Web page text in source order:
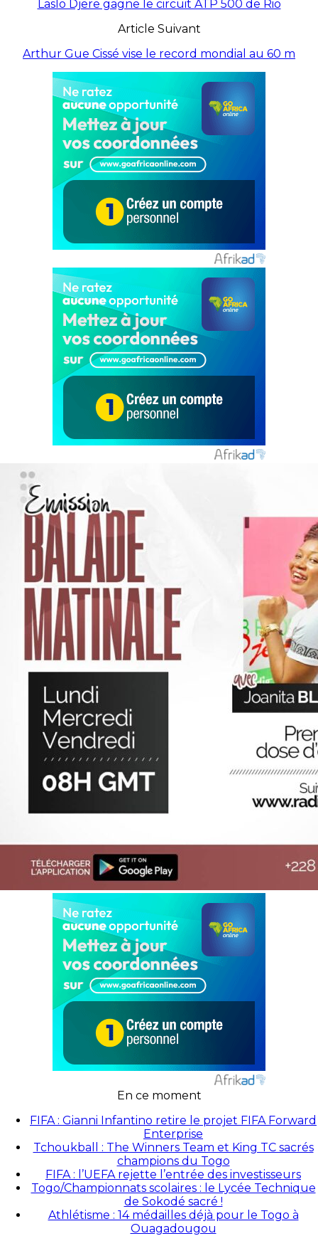
Laslo Djere gagne le circuit ATP 500 de Rio
Article Suivant
Arthur Gue Cissé vise le record mondial au 60 m
En ce moment
FIFA : Gianni Infantino retire le projet FIFA Forward
Enterprise
Tchoukball : The Winners Team et King TC sacrés
champions du Togo
FIFA : l’UEFA rejette l’entrée des investisseurs
Togo/Championnats scolaires : le Lycée Technique
de Sokodé sacré !
Athlétisme : 14 médailles déjà pour le Togo à
Ouagadougou